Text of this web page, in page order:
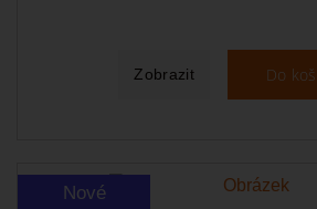
Zobrazit Do
Nové